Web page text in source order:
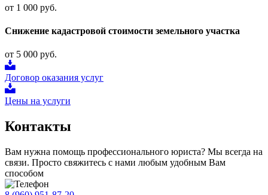
от 1 000 руб.
Снижение кадастровой стоимости земельного участка
от 5 000 руб.
Договор оказания услуг
Цены на услуги
Контакты
Вам нужна помощь профессионального юриста? Мы всегда на
связи. Просто свяжитесь с нами любым удобным Вам
способом